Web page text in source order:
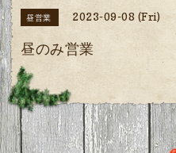
昼営業 2023-09-08 (Fri)
昼のみ営業